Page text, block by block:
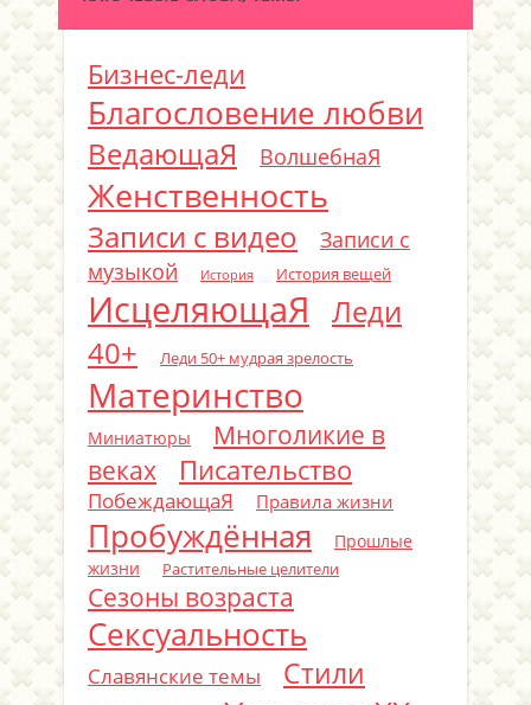
Бизнес-леди
Благословение любви
ВедающаЯ ВолшебнаЯ
Женственность
Записи с видео
Записи с
музыкой
История История вещей
ИсцеляющаЯ
Леди
40+
Леди 50+ мудрая зрелость
Материнство
Миниатюры
Многоликие в
веках
Писательство
ПобеждающаЯ Правила жизни
Пробуждённая
Прошлые
жизни
Растительные целители
Сезоны возраста
Сексуальность
Славянские темы
Стили